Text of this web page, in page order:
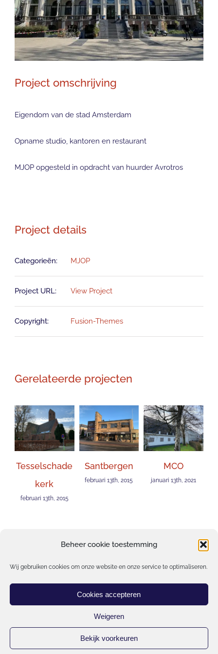
Beheer cookie toestemming
Wij gebruiken cookies om onze website en onze service te optimaliseren.
Cookies accepteren
Weigeren
Bekijk voorkeuren
Project omschrijving
Eigendom van de stad Amsterdam
Opname studio, kantoren en restaurant
MJOP opgesteld in opdracht van huurder Avrotros
Project details
Categorieën: MJOP
Project URL: View Project
Copyright: Fusion-Themes
Gerelateerde projecten
Tesselschade
kerk
februari 13th, 2015
Santbergen
februari 13th, 2015
MCO
januari 13th, 2021
© Copyright 2021 | Kastanje Vastgoedbeheer bv | Alle rechten
voorbehouden | Websitebeheer doorMCM WEBSITES